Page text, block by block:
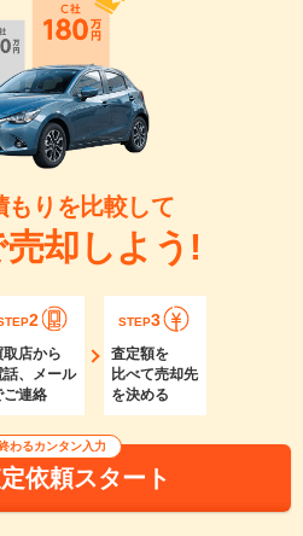
もりを比較して
却しよう!
2
取店から
話、メール
ご連絡
STEP3
査定額を
比べて売却先
を決める
わるカンタン入力
依頼スタート